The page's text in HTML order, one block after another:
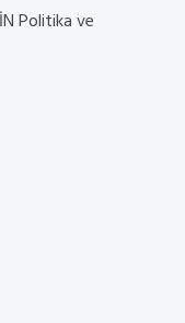
Politika ve